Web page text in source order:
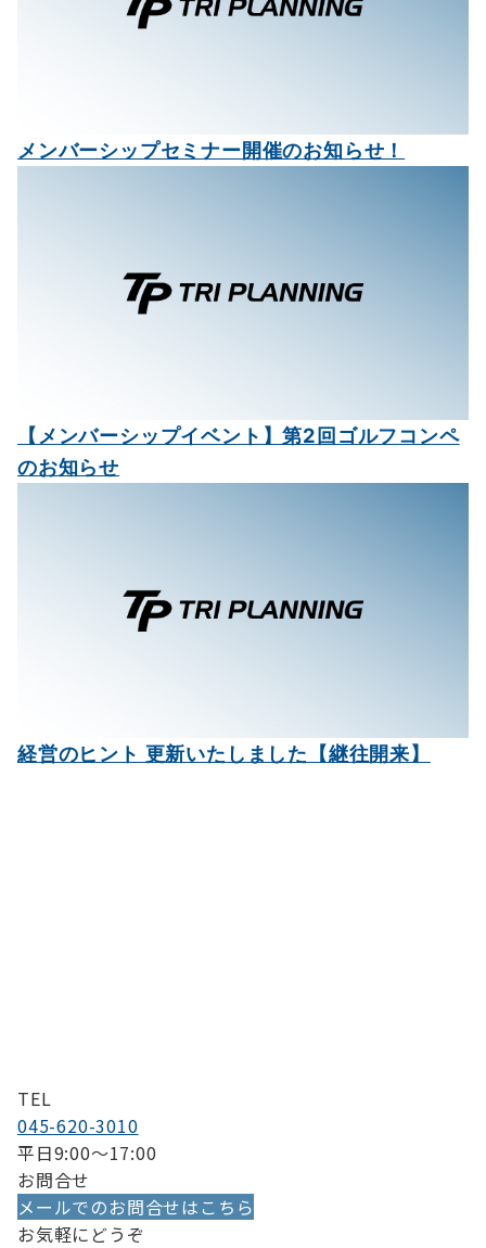
メンバーシップセミナー開催のお知らせ！
【メンバーシップイベント】第2回ゴルフコンペ
のお知らせ
経営のヒント 更新いたしました【継往開来】
TEL
045-620-3010
平日9:00〜17:00
お問合せ
メールでのお問合せはこちら
お気軽にどうぞ